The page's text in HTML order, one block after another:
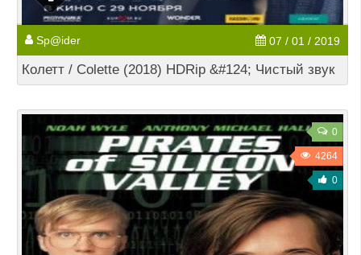
Sp@ider 07 / 01 / 2019
Колетт / Colette (2018) HDRip &#124; Чистый звук
0
4264
0